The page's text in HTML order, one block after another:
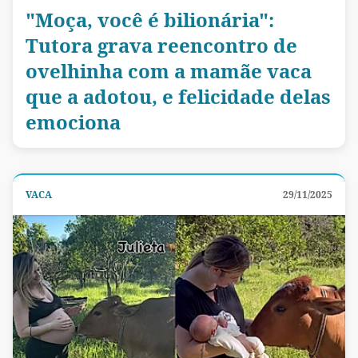
"Moça, você é bilionária":
Tutora grava reencontro de
ovelhinha com a mamãe vaca
que a adotou, e felicidade delas
emociona
VACA 29/11/2025